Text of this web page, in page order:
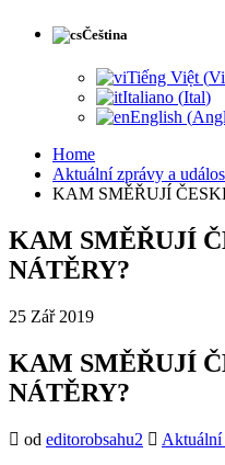
Čeština
Tiếng Việt (
Italiano (Ital)
English (
Home
Aktuální zprávy a
KAM SMĚŘUJÍ
KAM SMĚŘUJÍ
NÁTĚRY?
25 Zář 2019
KAM SMĚŘUJÍ
NÁTĚRY?
od editorobsahu2
Aktuální